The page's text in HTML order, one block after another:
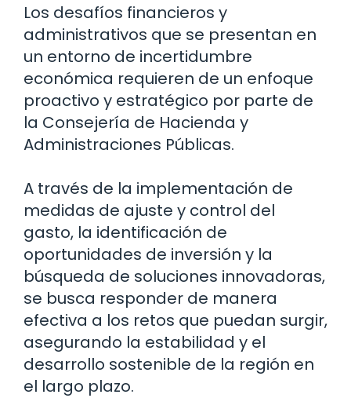
Los desafíos financieros y
administrativos que se presentan en
un entorno de incertidumbre
económica requieren de un enfoque
proactivo y estratégico por parte de
la Consejería de Hacienda y
Administraciones Públicas.
A través de la implementación de
medidas de ajuste y control del
gasto, la identificación de
oportunidades de inversión y la
búsqueda de soluciones innovadoras,
se busca responder de manera
efectiva a los retos que puedan surgir,
asegurando la estabilidad y el
desarrollo sostenible de la región en
el largo plazo.